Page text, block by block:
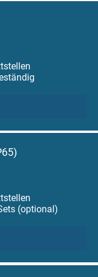
(optional)